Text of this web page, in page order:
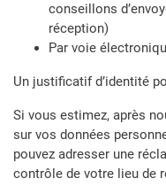
conseillons
réception)
Par voie
Un justificatif d’identité
Si vous estimez, après
sur vos données
pouvez adresser une
contrôle de votre lieu de